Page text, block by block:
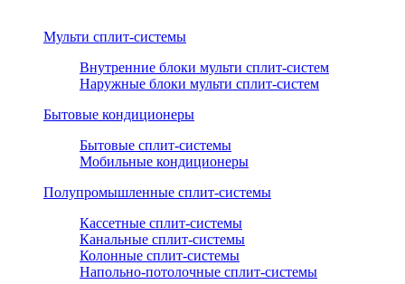
Мульти сплит-системы
Внутренние блоки мульти сплит-систем
Наружные блоки мульти сплит-систем
Бытовые кондиционеры
Бытовые сплит-системы
Мобильные кондиционеры
Полупромышленные сплит-системы
Кассетные сплит-системы
Канальные сплит-системы
Колонные сплит-системы
Напольно-потолочные сплит-системы